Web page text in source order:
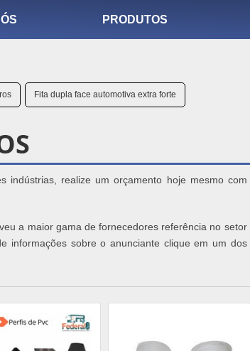
PRODUTOS
Fita dupla face automotiva extra forte
indústrias, realize um orçamento hoje mesmo com
a maior gama de fornecedores referência no setor
informações sobre o anunciante clique em um dos